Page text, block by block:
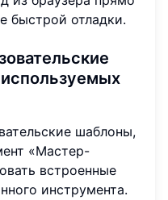
быстрой отладки.
шаблоны,
«Мастер-
встроенные
инструмента.